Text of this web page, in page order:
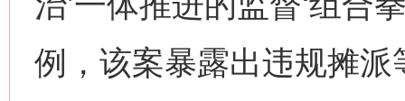
例，该案暴露出违规摊